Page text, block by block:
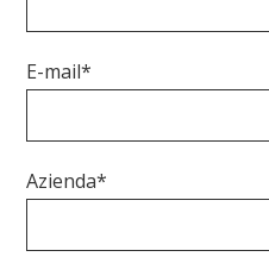
E-mail*
Azienda*